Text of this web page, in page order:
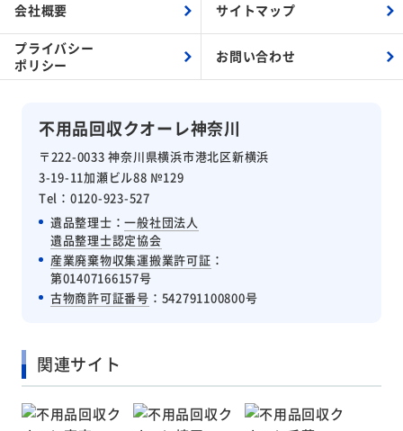
不用品回収クオーレ神奈川
〒222-0033 神奈川県横浜市港北区新横浜
3-19-11加瀬ビル88 №129
Tel：0120-923-527
遺品整理士：一般社団法人
遺品整理士認定協会
産業廃棄物収集運搬業許可証 ：
第01407166157号
古物商許可証番号 ：542791100800号
会社概要 サイトマップ
プライバシー
ポリシー
お問い合わせ
関連サイト